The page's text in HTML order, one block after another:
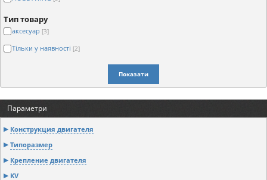
Тип товару
аксесуар [3]
Тільки у наявності [2]
Показати
Параметри
Конструкция двигателя
Типоразмер
Крепление двигателя
KV